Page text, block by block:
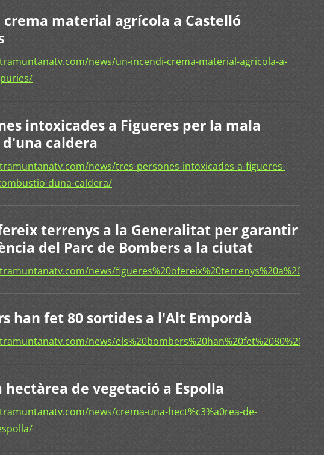
crema material agrícola a Castelló
news/un-incendi-crema-material-agricola-a-
intoxicades a Figueres per la mala
caldera
news/tres-persones-intoxicades-a-figueres-
duna-caldera/
terrenys a la Generalitat per garantir
del Parc de Bombers a la ciutat
news/
han fet 80 sortides a l'Alt Empordà
news/
hectàrea de vegetació a Espolla
news/crema-una-hect%c3%a0rea-de-